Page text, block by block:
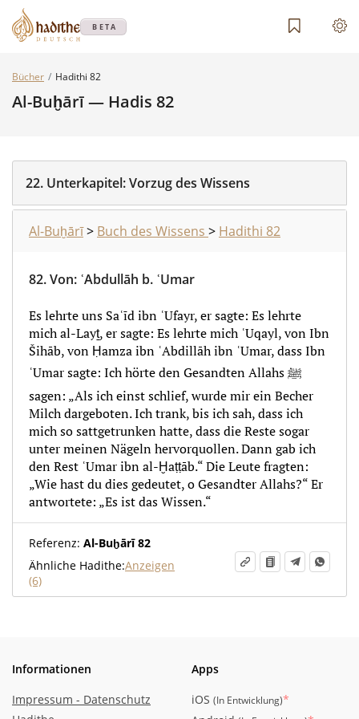
BETA
Bücher Hadithi 82
Al-Buḫārī — Hadis 82
22. Unterkapitel:Vorzug des Wissens
Al-Buḫārī> Buch des Wissens > Hadithi 82
82.Von: ʿAbdullāh b. ʿUmar
Es lehrte uns Saʿīd ibn ʿUfayr, er sagte: Es lehrte
mich al-Layṯ, er sagte: Es lehrte mich ʿUqayl, von Ibn
Šihāb, von Ḥamza ibn ʿAbdillāh ibn ʿUmar, dass Ibn
ʿUmar sagte: Ich hörte den Gesandten Allahs ﷺ
sagen: „Als ich einst schlief, wurde mir ein Becher
Milch dargeboten. Ich trank, bis ich sah, dass ich
mich so sattgetrunken hatte, dass die Reste sogar
unter meinen Nägeln hervorquollen. Dann gab ich
den Rest ʿUmar ibn al-Ḫaṭṭāb.“ Die Leute fragten:
„Wie hast du dies gedeutet, o Gesandter Allahs?“ Er
antwortete: „Es ist das Wissen.“
Referenz: Al-Buḫārī 82
Ähnliche Hadithe:Anzeigen
(6)
Informationen
Impressum - Datenschutz
Apps
iOS (In Entwicklung)*